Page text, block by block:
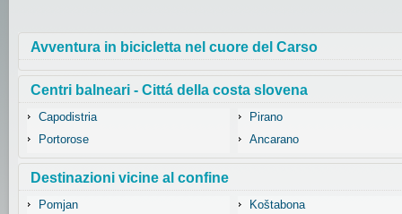
Avventura in bicicletta nel cuore del Carso
Centri balneari - Cittá della costa slovena
Capodistria
Portorose
Pirano
Ancarano
Destinazioni vicine al confine
Pomjan
Koštabona